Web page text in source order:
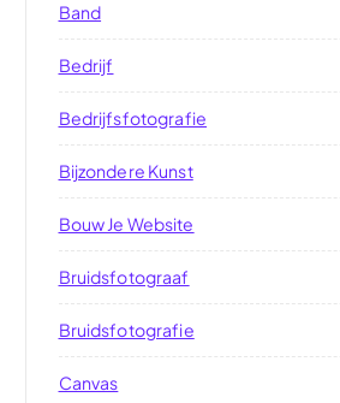
Band
Bedrijf
Bedrijfsfotografie
Bijzondere Kunst
Bouw Je Website
Bruidsfotograaf
Bruidsfotografie
Canvas